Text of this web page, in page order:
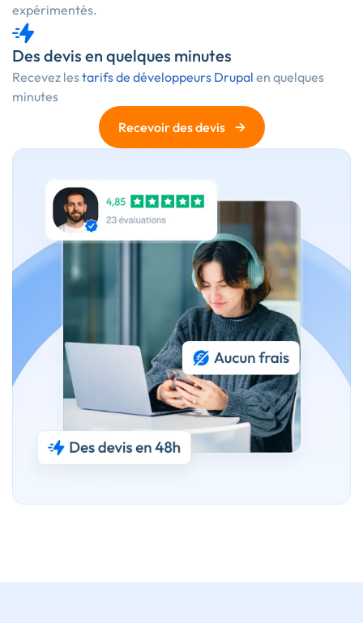
expérimentés.
Des devis en quelques minutes
Recevez lestarifs de développeurs Drupal en quelques
minutes
Recevoir des devis
→